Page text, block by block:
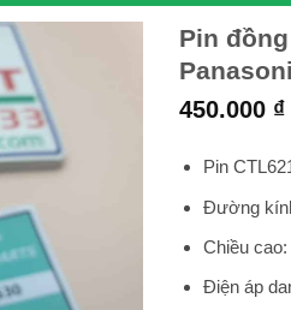
Pin
450.000 ₫
Pin
Đường
Chiều
Điện áp